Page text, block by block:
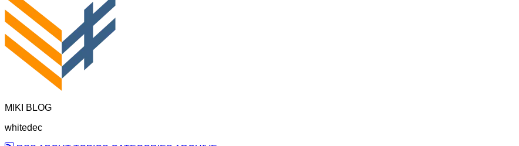
MIKI BLOG
whitedec